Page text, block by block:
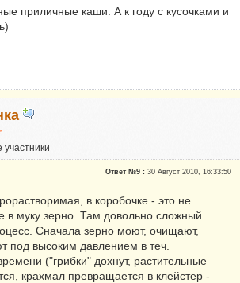
приличные каши. А к году с кусочками и
Ответ №9 :30 Август 2010, 16:33:50
в коробочке - это не
в муку зерно. Там довольно сложный
Сначала зерно моют, очищают,
под высоким давлением в теч.
("грибки" дохнут, растительные
крахмал превращается в клейстер -